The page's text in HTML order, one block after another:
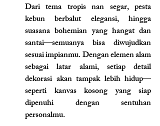
Dari tema tropis nan segar, pesta
kebun berbalut elegansi, hingga
suasana bohemian yang hangat dan
santai—semuanya bisa diwujudkan
sesuai impianmu. Dengan elemen alam
sebagai latar alami, setiap detail
dekorasi akan tampak lebih hidup—
seperti kanvas kosong yang siap
dipenuhi dengan sentuhan
personalmu.